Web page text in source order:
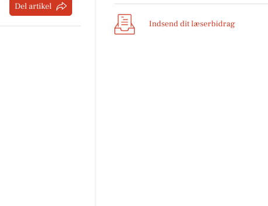
Del artikel
Indsend dit læserbidrag